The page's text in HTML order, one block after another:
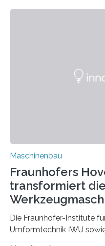
Durch den verstärkten
Maschinenbau
Fraunhofers
transformiert
Die Fraunhofer-Institute
Umformtechnik IWU